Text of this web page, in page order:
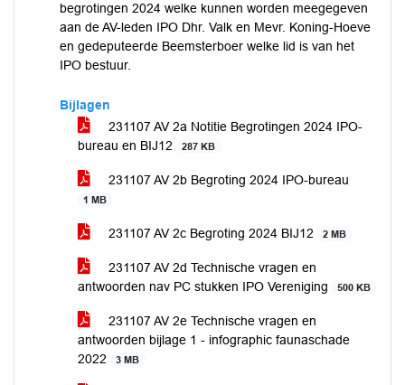
begrotingen 2024 welke kunnen worden meegegeven
aan de AV-leden IPO Dhr. Valk en Mevr. Koning-Hoeve
en gedeputeerde Beemsterboer welke lid is van het
IPO bestuur.
Bijlagen
231107 AV 2a Notitie Begrotingen 2024 IPO-
bureau en BIJ12
287 KB
231107 AV 2b Begroting 2024 IPO-bureau
1 MB
231107 AV 2c Begroting 2024 BIJ12 2 MB
231107 AV 2d Technische vragen en
antwoorden nav PC stukken IPO Vereniging
500 KB
231107 AV 2e Technische vragen en
antwoorden bijlage 1 - infographic faunaschade
2022
3 MB